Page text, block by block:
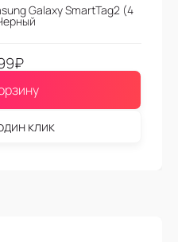
Galaxy SmartTag2 (4
₽
клик